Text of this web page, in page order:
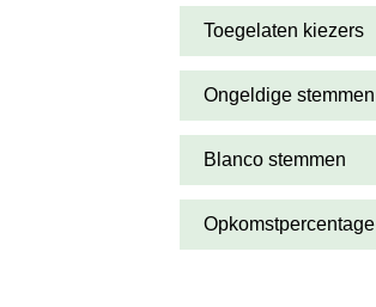
Toegelaten kiezers
Ongeldige stemmen
Blanco stemmen
Opkomstpercentage